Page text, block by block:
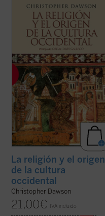
«La importancia de estos siglos de los
cuales he escrito no debe buscarse en el
orden externo que crearon o que
intentaron crear, sino en el cambio interno
que produjeron en el alma del hombre
occidental, cambio que nunca podrá
destruirse ...(ver ficha)
La religión y el origen
de la cultura
occidental
Christopher Dawson
21,00€ IVA incluido